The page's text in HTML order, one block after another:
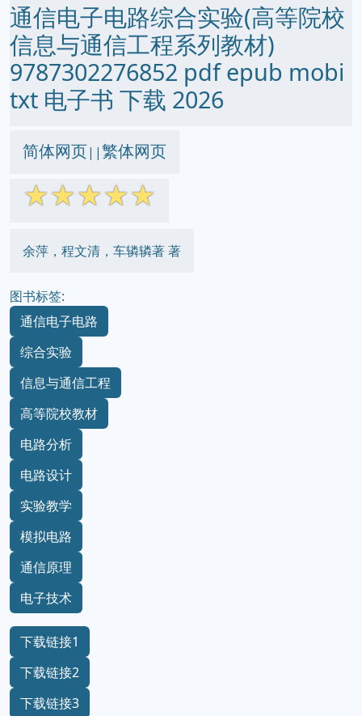
通信电子电路综合实验(高等院校
信息与通信工程系列教材)
9787302276852 pdf epub mobi
txt 电子书 下载 2026
简体网页||繁体网页
☆☆☆☆☆
余萍，程文清，车辚辚著 著
图书标签:
通信电子电路
综合实验
信息与通信工程
高等院校教材
电路分析
电路设计
实验教学
模拟电路
通信原理
电子技术
下载链接1
下载链接2
下载链接3